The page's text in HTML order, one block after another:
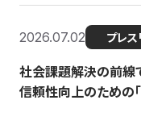
2026.07.02 プレス
社会課題解決の前線
信頼性向上のための